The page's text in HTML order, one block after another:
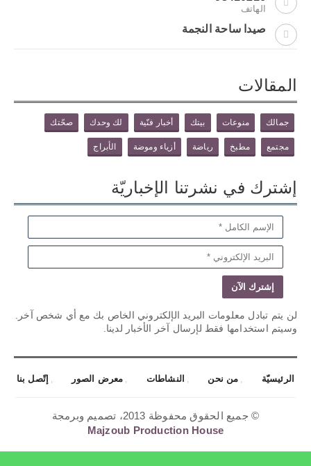
الهاتف
صيدا ساحة النجمة
المقالات
جمالك منوعات بيتك أخبار فنّية لك وحدك صحّتك
مجتمع مطبخ رياضة أزياء وموضة الأبراج
إشترك في نشرتنا الإخباريّة
لن يتم تبادل معلومات البريد الإلكتروني الخاص بك مع أي شخص آخر.
وسيتم استخدامها فقط لإرسال آخر الأخبار لدينا.
الرئيسيّة من نحن النشاطات معرض الصور إتّصل بنا
© جميع الحقوق محفوظة 2013، تصميم وبرمجة
Majzoub Production House